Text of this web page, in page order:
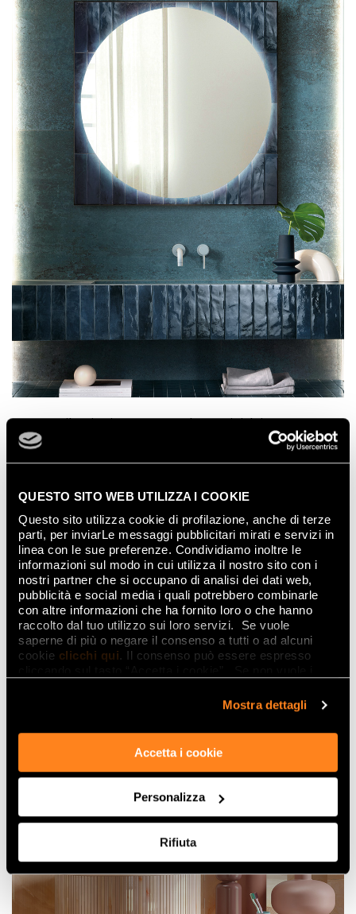
QUESTO SITO WEB UTILIZZA I COOKIE
Questo sito utilizza cookie di profilazione, anche di terze
parti, per inviarLe messaggi pubblicitari mirati e servizi in
linea con le sue preferenze. Condividiamo inoltre le
informazioni sul modo in cui utilizza il nostro sito con i
nostri partner che si occupano di analisi dei dati web,
pubblicità e social media i quali potrebbero combinarle
con altre informazioni che ha fornito loro o che hanno
raccolto dal tuo utilizzo sui loro servizi. Se vuole
saperne di più o negare il consenso a tutti o ad alcuni
cookie clicchi qui. Il consenso può essere espresso
Mostra dettagli
Accetta i cookie
Personalizza
Rifiuta
Keramik mit einem extra glossy Finish in
glamourösen und trendigen Farben wie Navy,
Salvia und Tortora, die je nach Projekt Kontraste